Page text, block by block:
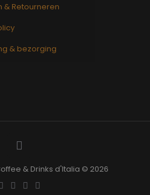
& Retourneren
& bezorging
& Drinks d'Italia © 2026